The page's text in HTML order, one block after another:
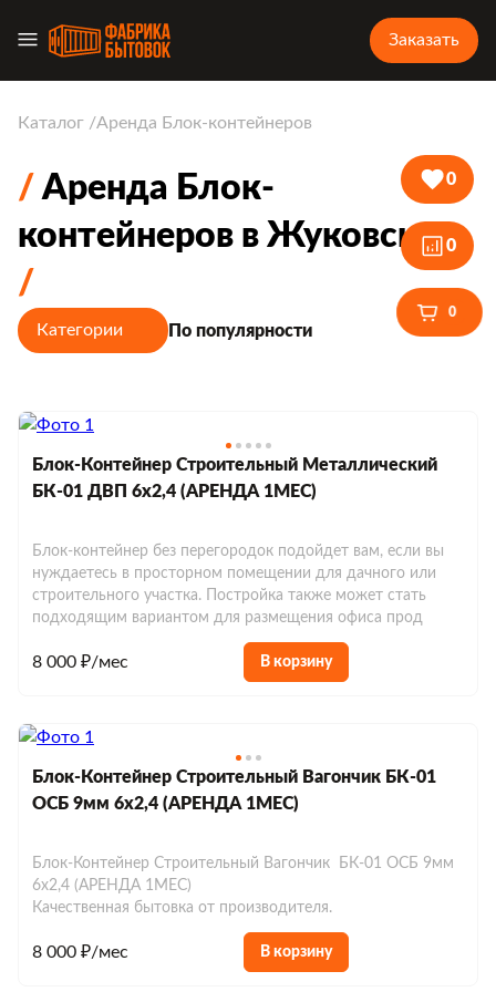
Заказать
Каталог Аренда Блок-контейнеров
Аренда Блок-
контейнеров в Жуковском
Категории По популярности
Блок-Контейнер Строительный Металлический
БК-01 ДВП 6х2,4 (АРЕНДА 1МЕС)
Блок-контейнер без перегородок подойдет вам, если вы
нуждаетесь в просторном помещении для дачного или
строительного участка. Постройка также может стать
подходящим вариантом для размещения офиса прод
8 000 ₽/мес В корзину
Блок-Контейнер Строительный Вагончик БК-01
ОСБ 9мм 6х2,4 (АРЕНДА 1МЕС)
Блок-Контейнер Строительный Вагончик БК-01 ОСБ 9мм
6х2,4 (АРЕНДА 1МЕС)
Качественная бытовка от производителя.
8 000 ₽/мес В корзину
0
0
0